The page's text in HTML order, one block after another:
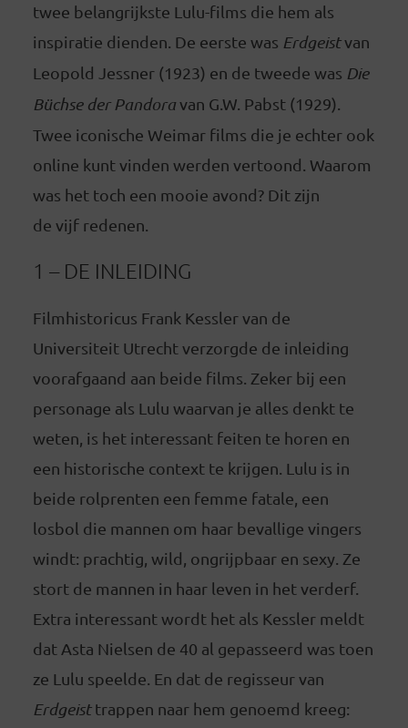
twee belangrijkste Lulu-films die hem als
inspiratie dienden. De eerste was Erdgeistvan
Leopold Jessner (1923) en de tweede was Die
Büchse der Pandoravan G.W. Pabst (1929).
Twee iconische Weimar films die je echter ook
online kunt vinden werden vertoond. Waarom
was het toch een mooie avond? Dit zijn
de vijf redenen.
1 – DE INLEIDING
Filmhistoricus Frank Kessler van de
Universiteit Utrecht verzorgde de inleiding
voorafgaand aan beide films. Zeker bij een
personage als Lulu waarvan je alles denkt te
weten, is het interessant feiten te horen en
een historische context te krijgen. Lulu is in
beide rolprenten een femme fatale, een
losbol die mannen om haar bevallige vingers
windt: prachtig, wild, ongrijpbaar en sexy. Ze
stort de mannen in haar leven in het verderf.
Extra interessant wordt het als Kessler meldt
dat Asta Nielsen de 40 al gepasseerd was toen
ze Lulu speelde. En dat de regisseur van
Erdgeisttrappen naar hem genoemd kreeg: